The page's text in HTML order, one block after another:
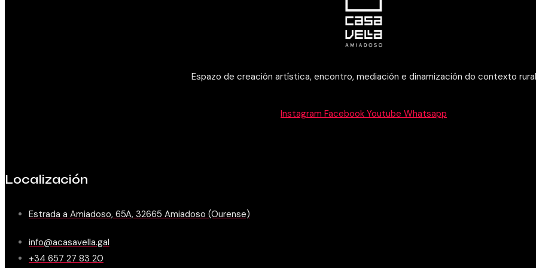
Espazo de creación artística, encontro, mediación e dinamización do contexto rural
Instagram Facebook Youtube Whatsapp
Localización
Estrada a Amiadoso, 65A, 32665 Amiadoso (Ourense)
info@acasavella.gal
+34 657 27 83 20